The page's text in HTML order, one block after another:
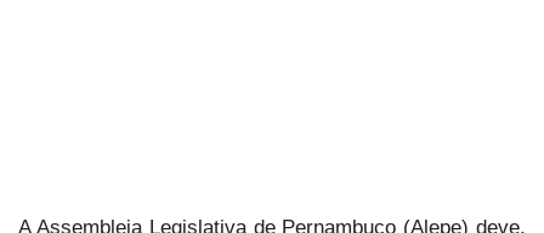
A Assembleia Legislativa de Pernambuco (Alepe) deve,